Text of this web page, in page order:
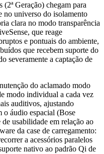
Geração) chegam para
no universo do isolamento
clara no modo transparência
que reage
e pontuais do ambiente,
que recebem suporte do
severamente a captação de
do aclamado modo
modo individual a cada vez
auditivos, ajustando
o áudio espacial (Bose
usabilidade em relação ao
da case de carregamento:
a acessórios paralelos
nativo ao padrão Qi de